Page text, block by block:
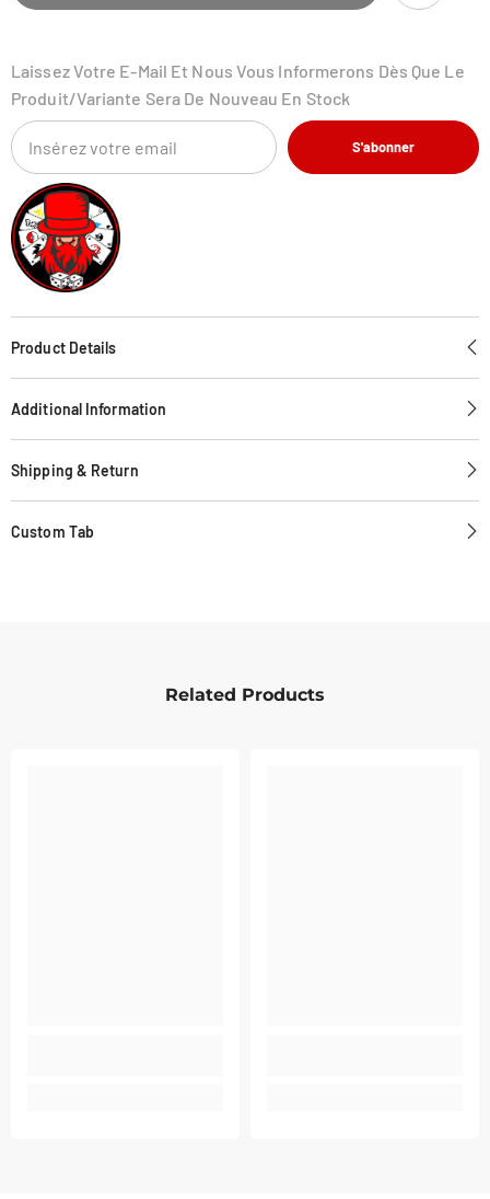
Booster
Booster
Laissez Votre E-Mail Et Nous Vous Informerons Dès Que Le
Produit/variante Sera De Nouveau En Stock
S'abonner
Product Details
Additional Information
Shipping & Return
Custom Tab
Related Products